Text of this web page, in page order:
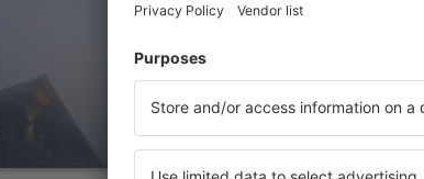
private sanitary
Slovakia
Dolná Strehová, 14